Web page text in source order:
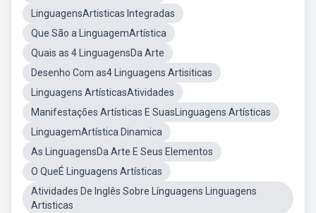
LinguagensArtisticas Integradas
Que São a LinguagemArtística
Quais as 4 LinguagensDa Arte
Desenho Com as4 Linguagens Artisiticas
Linguagens ArtísticasAtividades
Manifestações Artísticas E SuasLinguagens Artísticas
LinguagemArtística Dinamica
As LinguagensDa Arte E Seus Elementos
O QueÉ Linguagens Artísticas
Atividades De Inglês Sobre Línguagens Linguagens
Artisticas